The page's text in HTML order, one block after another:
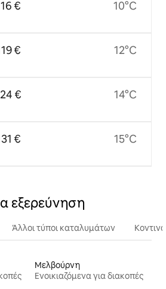
€
€
€
€
10°C
12°C
14°C
15°C
εξερεύνηση
Άλλοι τύποι καταλυμάτων
Μελβούρνη
Ενοικιαζόμενα για διακοπές